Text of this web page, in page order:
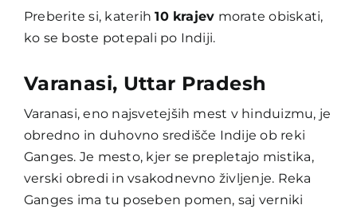
Preberite si, katerih10 krajev morate obiskati,
ko se boste potepali po Indiji.
Varanasi, Uttar Pradesh
Varanasi, eno najsvetejših mest v hinduizmu, je
obredno in duhovno središče Indije ob reki
Ganges. Je mesto, kjer se prepletajo mistika,
verski obredi in vsakodnevno življenje. Reka
Ganges ima tu poseben pomen, saj verniki